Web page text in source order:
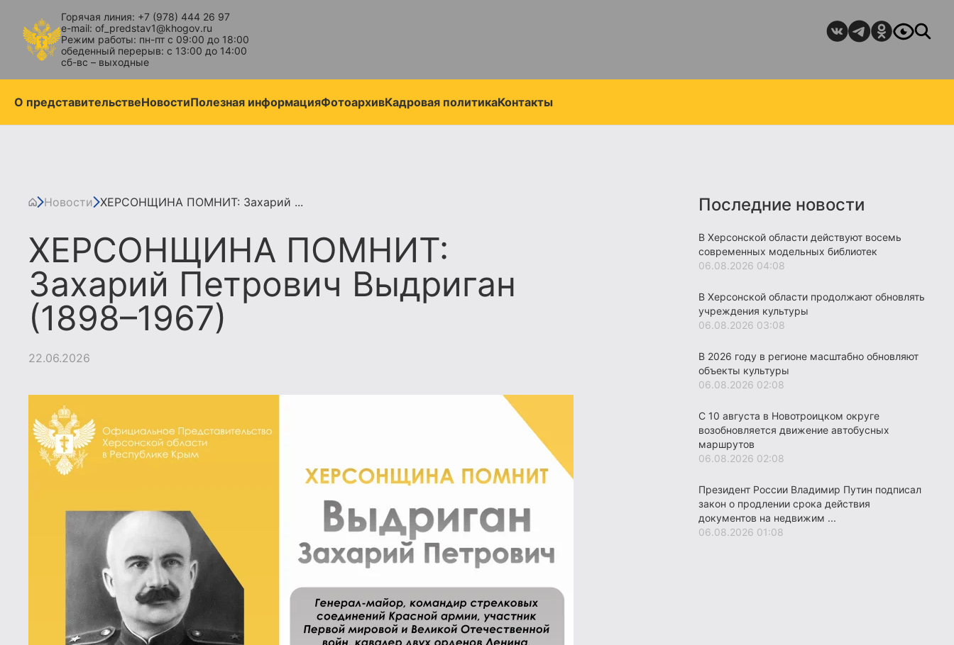
Горячая линия: +7 (978) 444 26 97
e-mail: of_predstav1@khogov.ru
Режим работы: пн-пт с 09:00 до 18:00
обеденный перерыв: с 13:00 до 14:00
сб-вс – выходные
О представительствеНовостиПолезная информацияФотоархивКадровая политикаКонтакты
Новости ХЕРСОНЩИНА ПОМНИТ: Захарий ...
ХЕРСОНЩИНА ПОМНИТ:
Захарий Петрович Выдриган
(1898–1967)
22.06.2026
Последние новости
В Херсонской области действуют восемь
современных модельных библиотек
06.08.2026 04:08
В Херсонской области продолжают обновлять
учреждения культуры
06.08.2026 03:08
В 2026 году в регионе масштабно обновляют
объекты культуры
06.08.2026 02:08
С 10 августа в Новотроицком округе
возобновляется движение автобусных
маршрутов
06.08.2026 02:08
Президент России Владимир Путин подписал
закон о продлении срока действия
документов на недвижим ...
06.08.2026 01:08